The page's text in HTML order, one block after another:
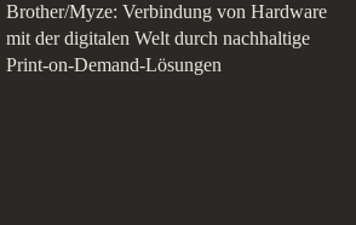
Brother/Myze: Verbindung von Hardware
mit der digitalen Welt durch nachhaltige
Print-on-Demand-Lösungen